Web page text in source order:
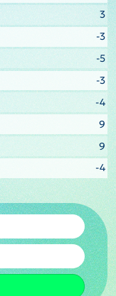
3
-3
-5
-3
-4
9
9
-4